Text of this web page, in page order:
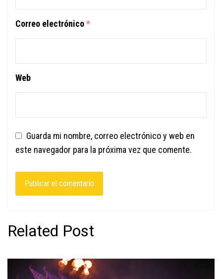
Correo electrónico*
Web
Guarda mi nombre, correo electrónico y web en
este navegador para la próxima vez que comente.
Related Post